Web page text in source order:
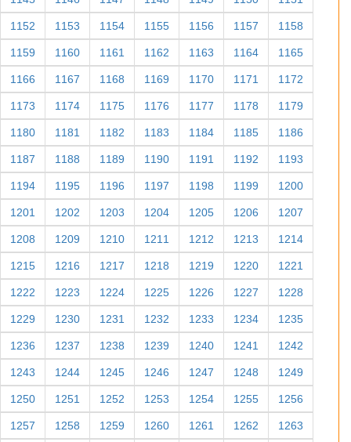
1152 1153 1154 1155 1156 1157 1158
1159 1160 1161 1162 1163 1164 1165
1166 1167 1168 1169 1170 1171 1172
1173 1174 1175 1176 1177 1178 1179
1180 1181 1182 1183 1184 1185 1186
1187 1188 1189 1190 1191 1192 1193
1194 1195 1196 1197 1198 1199 1200
1201 1202 1203 1204 1205 1206 1207
1208 1209 1210 1211 1212 1213 1214
1215 1216 1217 1218 1219 1220 1221
1222 1223 1224 1225 1226 1227 1228
1229 1230 1231 1232 1233 1234 1235
1236 1237 1238 1239 1240 1241 1242
1243 1244 1245 1246 1247 1248 1249
1250 1251 1252 1253 1254 1255 1256
1257 1258 1259 1260 1261 1262 1263